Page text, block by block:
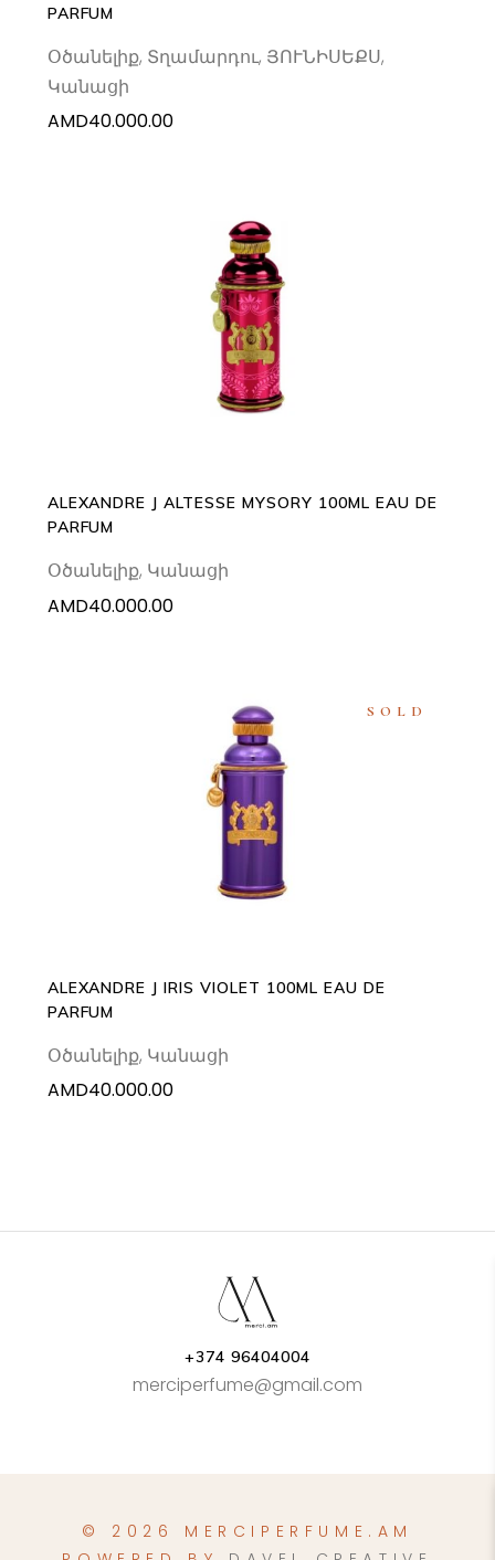
PARFUM
Օծանելիք, Տղամարդու, ՅՈՒՆԻՍԵՔՍ,
Կանացի
AMD40.000.00
ADD TO CART
ALEXANDRE J ALTESSE MYSORY 100ML EAU DE
PARFUM
Օծանելիք, Կանացի
AMD40.000.00
SOLD
READ MORE
ALEXANDRE J IRIS VIOLET 100ML EAU DE
PARFUM
Օծանելիք, Կանացի
AMD40.000.00
+374 96404004
merciperfume@gmail.com
© 2026 MERCIPERFUME.AM